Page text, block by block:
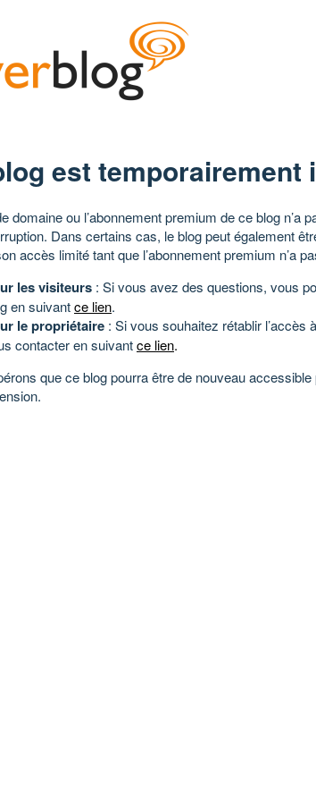
est temporairement
domaine ou l’abonnement premium de ce blog n’a
Dans certains cas, le blog peut également
accès limité tant que l’abonnement premium n’a
les visiteurs : Si vous avez des questions, vous
en suivantce lien.
le propriétaire : Si vous souhaitez rétablir
contacter en suivantce lien.
que ce blog pourra être de nouveau